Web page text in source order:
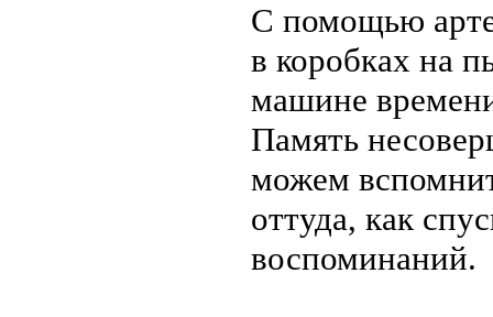
С помощью
в коробках на
машине
Память
можем
оттуда, как
воспоминаний.